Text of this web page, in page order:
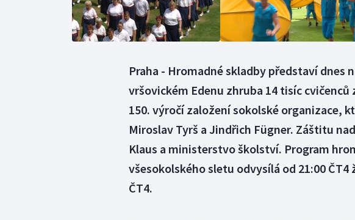
Praha - Hromadné skladby představí dnes
vršovickém Edenu zhruba 14 tisíc cvičenců
150. výročí založení sokolské organizace,
Miroslav Tyrš a Jindřich Fügner. Záštitu
Klaus a ministerstvo školství. Program
všesokolského sletu odvysílá od 21:00
ČT4.